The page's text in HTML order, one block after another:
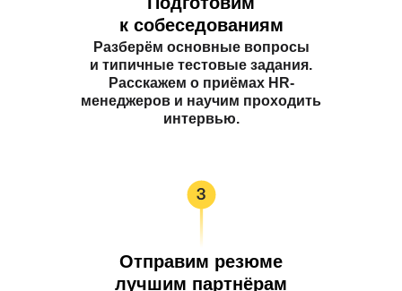
к собеседованиям
Разберём основные вопросы
и типичные тестовые задания.
Расскажем о приёмах HR-
менеджеров и научим проходить
интервью.
Отправим резюме
лучшим партнёрам